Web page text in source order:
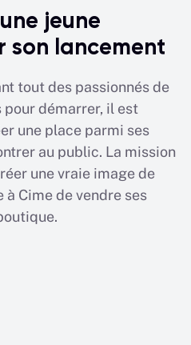
jeune
son lancement
tout des passionnés de
démarrer, il est
une place parmi ses
au public. La mission
une vraie image de
Cime de vendre ses